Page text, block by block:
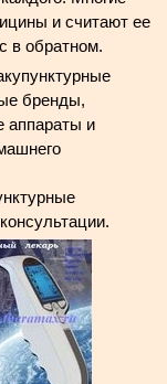
и считают ее
в обратном.
бренды,
аппараты и